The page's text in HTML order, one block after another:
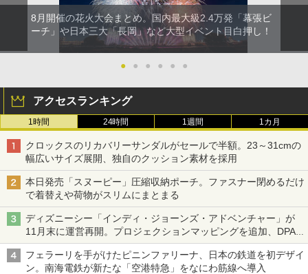
8月開催の花火大会まとめ。国内最大級2.4万発「幕張ビ
ーチ」や日本三大「長岡」など大型イベント目白押し！
● ● ● ● ● ●
アクセスランキング
1時間 24時間 1週間 1カ月
クロックスのリカバリーサンダルがセールで半額。23～31cmの
幅広いサイズ展開、独自のクッション素材を採用
本日発売「スヌーピー」圧縮収納ポーチ。ファスナー閉めるだけ
で着替えや荷物がスリムにまとまる
ディズニーシー「インディ・ジョーンズ・アドベンチャー」が
11月末に運営再開。プロジェクションマッピングを追加、DPA
は1500円
フェラーリを手がけたピニンファリーナ、日本の鉄道を初デザイ
ン。南海電鉄が新たな「空港特急」をなにわ筋線へ導入